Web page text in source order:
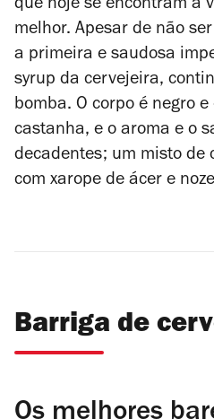
que hoje se encontram à
melhor. Apesar de não
a primeira e saudosa
syrup da cervejeira,
bomba. O corpo é negro
castanha, e o aroma e o
decadentes; um misto de
com xarope de ácer e
Barriga de